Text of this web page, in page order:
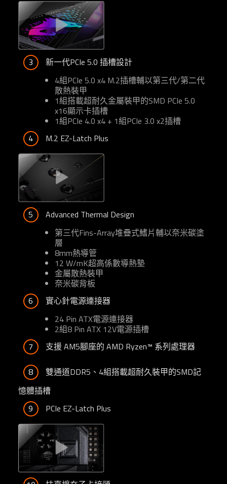
3
新一代PCIe 5.0 插槽設計
4組PCIe 5.0 x4 M.2插槽輔以第三代/第二代
散熱裝甲
1組搭載超耐久金屬裝甲的SMD PCIe 5.0
x16顯示卡插槽
1組PCIe 4.0 x4 + 1組PCIe 3.0 x2插槽
4
M.2 EZ-Latch Plus
5
Advanced Thermal Design
第三代Fins-Array堆疊式鰭片輔以奈米碳塗
層
8mm熱導管
12 W/mK超高係數導熱墊
金屬散熱裝甲
奈米碳背板
6
實心針電源連接器
24 Pin ATX電源連接器
2組8 Pin ATX 12V電源插槽
7
支援 AM5腳座的 AMD Ryzen™ 系列處理器
8
雙通道DDR5、4組搭載超耐久裝甲的SMD記
憶體插槽
9
PCIe EZ-Latch Plus